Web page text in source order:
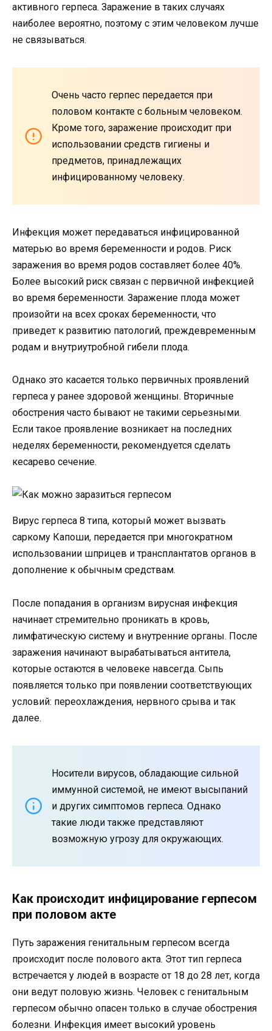
активного герпеса. Заражение в таких случаях
наиболее вероятно, поэтому с этим человеком лучше
не связываться.
Очень часто герпес передается при
половом контакте с больным человеком.
Кроме того, заражение происходит при
использовании средств гигиены и
предметов, принадлежащих
инфицированному человеку.
Инфекция может передаваться инфицированной
матерью во время беременности и родов. Риск
заражения во время родов составляет более 40%.
Более высокий риск связан с первичной инфекцией
во время беременности. Заражение плода может
произойти на всех сроках беременности, что
приведет к развитию патологий, преждевременным
родам и внутриутробной гибели плода.
Однако это касается только первичных проявлений
герпеса у ранее здоровой женщины. Вторичные
обострения часто бывают не такими серьезными.
Если такое проявление возникает на последних
неделях беременности, рекомендуется сделать
кесарево сечение.
Вирус герпеса 8 типа, который может вызвать
саркому Капоши, передается при многократном
использовании шприцев и трансплантатов органов в
дополнение к обычным средствам.
После попадания в организм вирусная инфекция
начинает стремительно проникать в кровь,
лимфатическую систему и внутренние органы. После
заражения начинают вырабатываться антитела,
которые остаются в человеке навсегда. Сыпь
появляется только при появлении соответствующих
условий: переохлаждения, нервного срыва и так
далее.
Носители вирусов, обладающие сильной
иммунной системой, не имеют высыпаний
и других симптомов герпеса. Однако
такие люди также представляют
возможную угрозу для окружающих.
Как происходит инфицирование герпесом
при половом акте
Путь заражения генитальным герпесом всегда
происходит после полового акта. Этот тип герпеса
встречается у людей в возрасте от 18 до 28 лет, когда
они ведут половую жизнь. Человек с генитальным
герпесом обычно опасен только в случае обострения
болезни. Инфекция имеет высокий уровень